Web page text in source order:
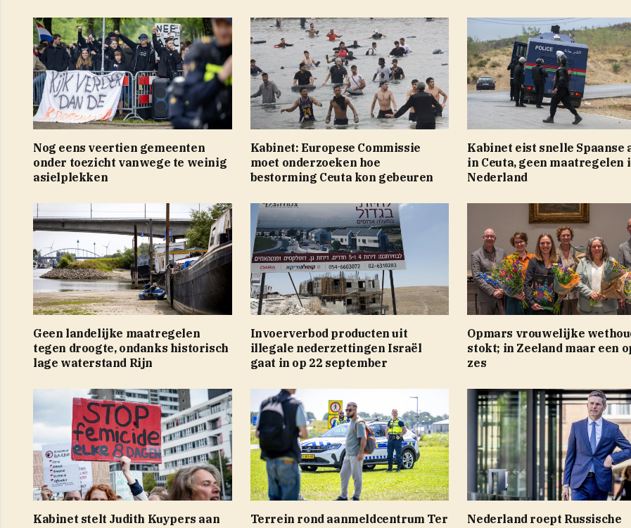
Nog eens veertien gemeenten
onder toezicht vanwege te weinig
asielplekken
Kabinet: Europese Commissie
moet onderzoeken hoe
bestorming Ceuta kon gebeuren
Kabinet eist snelle Spaanse
in Ceuta, geen maatregelen
Nederland
Geen landelijke maatregelen
tegen droogte, ondanks historisch
lage waterstand Rijn
Invoerverbod producten uit
illegale nederzettingen Israël
gaat in op 22 september
Opmars vrouwelijke
stokt; in Zeeland maar een
zes
Kabinet stelt Judith Kuypers aan
Terrein rond aanmeldcentrum Ter
Nederland roept Russische